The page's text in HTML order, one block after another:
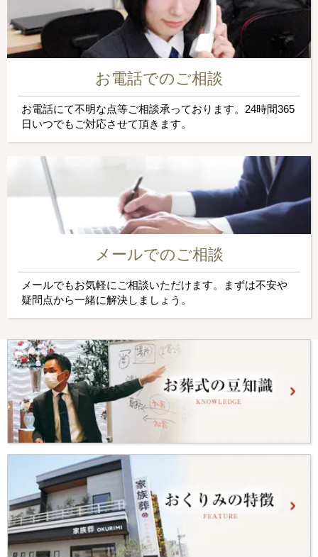
お電話でのご相談
お電話にて不明な点等ご相談承っております。24時間365
日いつでもご対応させて頂きます。
メールでのご相談
メールでもお気軽にご相談いただけます。まずは不安や
疑問点から一緒に解決しましょう。